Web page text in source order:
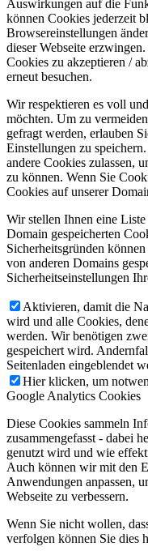
Auswirkungen auf die
können Cookies jederzeit
Browsereinstellungen
dieser Webseite
Cookies zu akzeptieren /
erneut besuchen.
Wir respektieren es voll
möchten. Um zu
gefragt werden, erlauben
Einstellungen zu
andere Cookies zulassen,
zu können. Wenn Sie
Cookies auf unserer
Wir stellen Ihnen eine
Domain gespeicherten
Sicherheitsgründen
von anderen Domains
Sicherheitseinstellungen
Aktivieren, damit die
wird und alle Cookies,
werden. Wir benötigen
gespeichert wird.
Seitenladen eingeblendet
Hier klicken, um
Google Analytics Cookies
Diese Cookies sammeln
zusammengefasst - dabei
genutzt wird und wie
Auch können wir mit den
Anwendungen anpassen,
Webseite zu verbessern.
Wenn Sie nicht wollen,
verfolgen können Sie dies